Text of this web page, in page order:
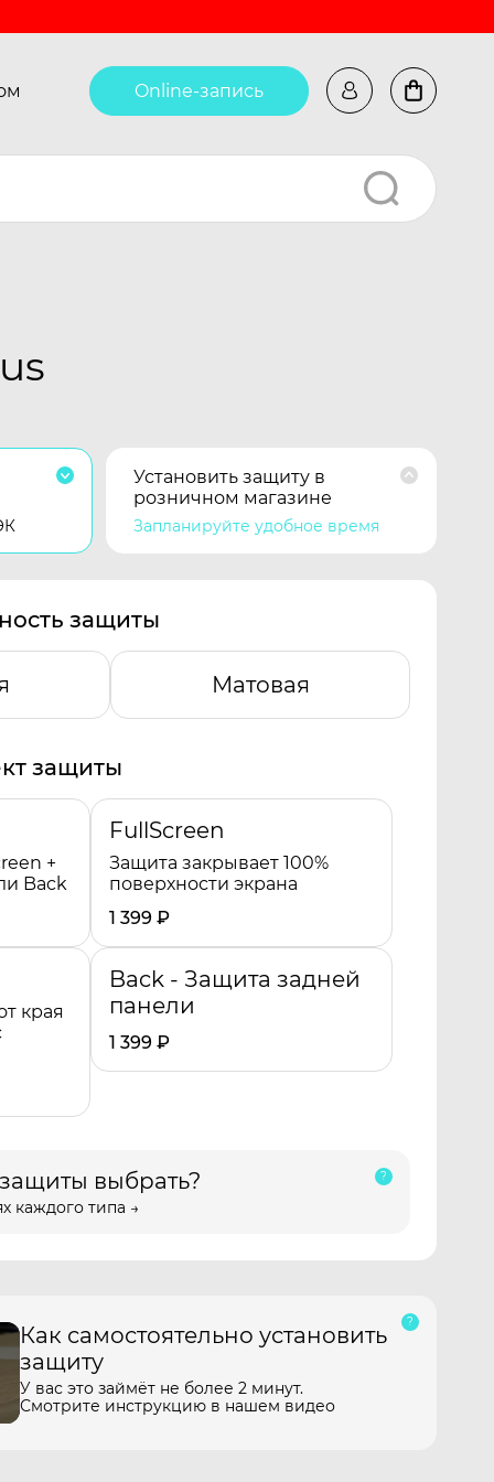
Online-запись
Установить защиту в
розничном магазине
Запланируйте удобное время
защиты
Матовая
защиты
+
Back
FullScreen
Защита закрывает 100%
поверхности экрана
1 399 ₽
края
Back - Защита задней
панели
1 399 ₽
выбрать?
каждого типа →
Как самостоятельно установить
защиту
У вас это займёт не более 2 минут.
Смотрите инструкцию в нашем видео